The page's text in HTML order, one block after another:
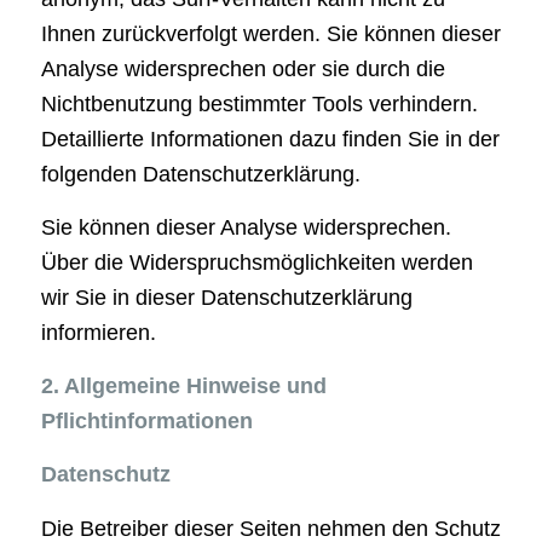
Ihnen zurückverfolgt werden. Sie können dieser
Analyse widersprechen oder sie durch die
Nichtbenutzung bestimmter Tools verhindern.
Detaillierte Informationen dazu finden Sie in der
folgenden Datenschutzerklärung.
Sie können dieser Analyse widersprechen.
Über die Widerspruchsmöglichkeiten werden
wir Sie in dieser Datenschutzerklärung
informieren.
2. Allgemeine Hinweise und
Pflichtinformationen
Datenschutz
Die Betreiber dieser Seiten nehmen den Schutz